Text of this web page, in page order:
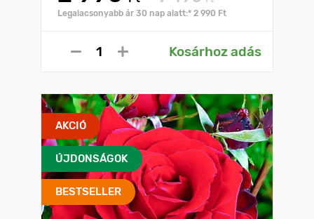
Legalacsonyabb ár 30 nap alatt:* 2 990 Ft
Kosárhoz adás
AKCIÓ
ÚJDONSÁGOK
BESTSELLER